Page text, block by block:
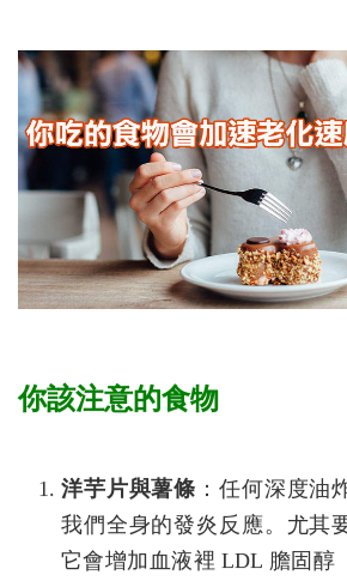
你該注意的食物
洋芋片與薯條 ：任何深度油
我們全身的發炎反應。尤其
它會增加血液裡 LDL 膽固醇